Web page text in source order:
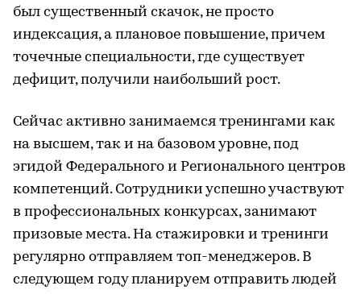
был существенный скачок, не просто
индексация, а плановое повышение, причем
точечные специальности, где существует
дефицит, получили наибольший рост.
Сейчас активно занимаемся тренингами как
на высшем, так и на базовом уровне, под
эгидой Федерального и Регионального центров
компетенций. Сотрудники успешно участвуют
в профессиональных конкурсах, занимают
призовые места. На стажировки и тренинги
регулярно отправляем топ-менеджеров. В
следующем году планируем отправить людей